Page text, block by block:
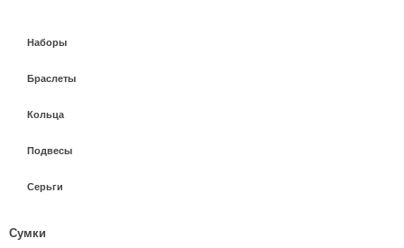
Наборы
Браслеты
Кольца
Подвесы
Серьги
Сумки